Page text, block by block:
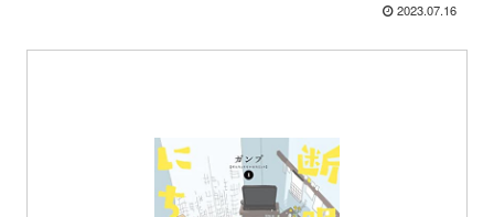
2023.07.16